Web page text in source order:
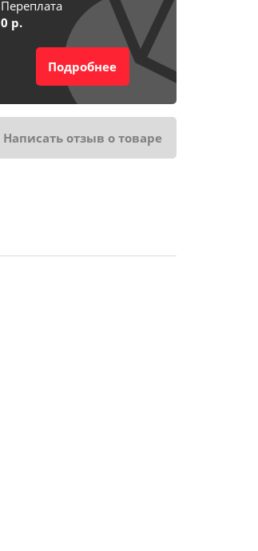
Переплата
0 р.
Подробнее
Написать отзыв о товаре